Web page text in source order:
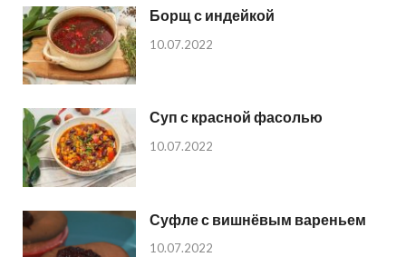
Борщ с индейкой
10.07.2022
Суп с красной фасолью
10.07.2022
Суфле с вишнёвым вареньем
10.07.2022